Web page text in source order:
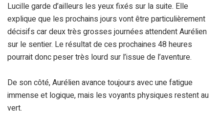
Lucille garde d’ailleurs les yeux fixés sur la suite. Elle
explique que les prochains jours vont être particulièrement
décisifs car deux très grosses journées attendent Aurélien
sur le sentier. Le résultat de ces prochaines 48 heures
pourrait donc peser très lourd sur l’issue de l’aventure.
De son côté, Aurélien avance toujours avec une fatigue
immense et logique, mais les voyants physiques restent au
vert.